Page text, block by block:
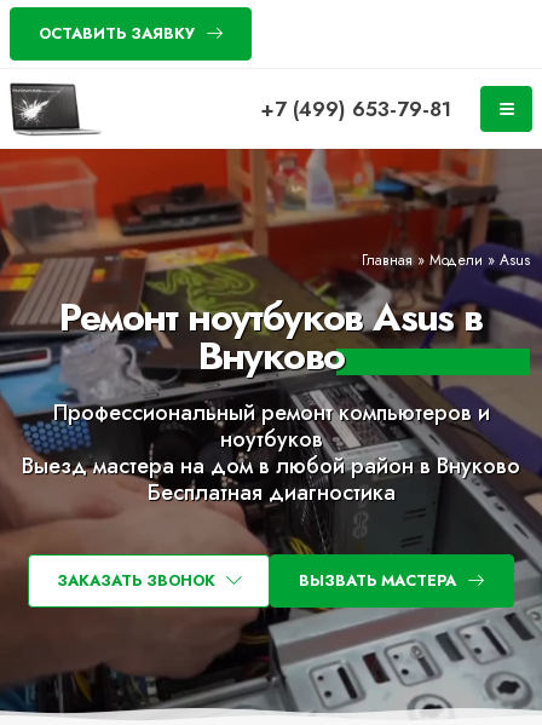
ОСТАВИТЬ ЗАЯВКУ
+7 (499) 653-79-81
Главная » Модели » Asus
Ремонт ноутбуков Asus в
Внуково
Профессиональный ремонт компьютеров и
ноутбуков
Выезд мастера на дом в любой район в Внуково
Бесплатная диагностика
ЗАКАЗАТЬ ЗВОНОК ВЫЗВАТЬ МАСТЕРА